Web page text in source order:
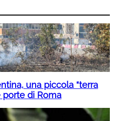
una piccola “terra
porte di Roma